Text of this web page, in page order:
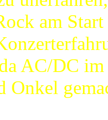
am
AC/DC
Onkel